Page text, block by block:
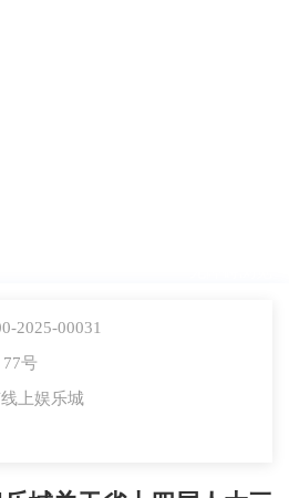
2025-00031
号
上娱乐城